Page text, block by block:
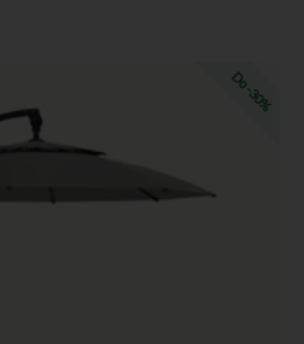
Do -30%
wynosi:
4
059,30 zł.